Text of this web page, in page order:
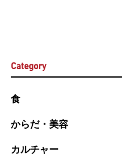
Category
食
からだ・美容
カルチャー